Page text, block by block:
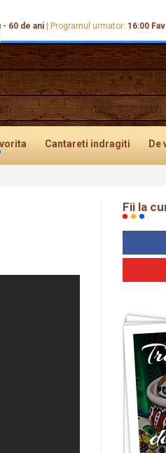
60 de ani Programul urmator: 16:00
Cantareti indragiti De
Fii la